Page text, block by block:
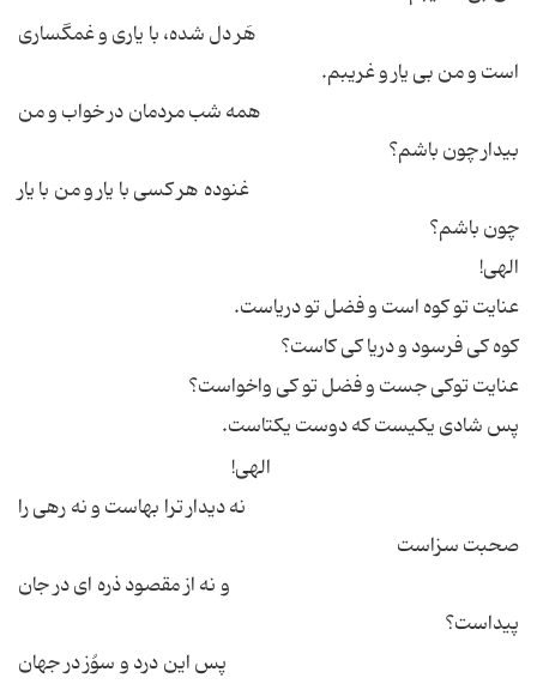
هَر دل شده، با یاری و غمگساری
است و من بی یار و غریبم.
همه شب مردمان در خواب و من
بیدار چون باشم؟
غنوده هر کسی با یار و من با یار
چون باشم؟
الهی!
عنایت تو کوه است و فضل تو دریاست.
کوه کی فرسود و دریا کی کاست؟
عنایت توکی جست و فضل تو کی واخواست؟
پس شادی یکیست که دوست یکتاست.
الهی!
نه دیدار ترا بهاست و نه رهی را
صحبت سزاست
و نه از مقصود ذره ای در جان
پیداست؟
پس این درد و سوُز در جهان